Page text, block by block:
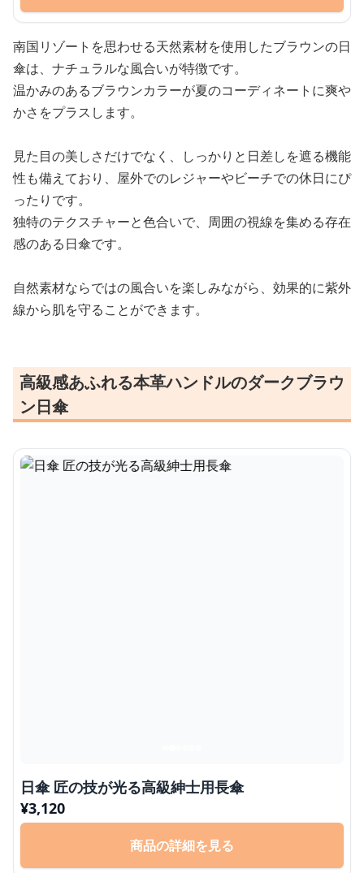
南国リゾートを思わせる天然素材を使用したブラウンの日
傘は、ナチュラルな風合いが特徴です。
温かみのあるブラウンカラーが夏のコーディネートに爽や
かさをプラスします。
見た目の美しさだけでなく、しっかりと日差しを遮る機能
性も備えており、屋外でのレジャーやビーチでの休日にぴ
ったりです。
独特のテクスチャーと色合いで、周囲の視線を集める存在
感のある日傘です。
自然素材ならではの風合いを楽しみながら、効果的に紫外
線から肌を守ることができます。
高級感あふれる本革ハンドルのダークブラウ
ン日傘
日傘 匠の技が光る高級紳士用長傘
¥3,120
商品の詳細を見る